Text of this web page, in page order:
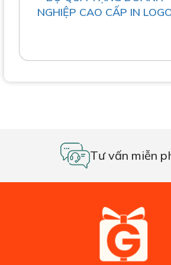
NGHIỆP CAO CẤP IN
Tư vấn miễn